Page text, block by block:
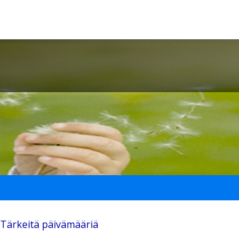
Tärkeitä päivämääriä